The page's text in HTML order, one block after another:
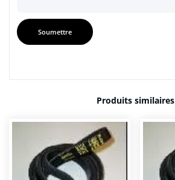
Produits similaires